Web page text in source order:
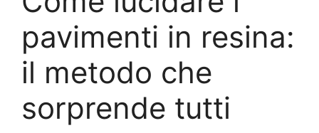
pavimenti in resina:
il metodo che
sorprende tutti